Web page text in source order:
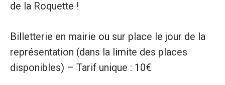
de la Roquette !
Billetterie en mairie ou sur place le jour de la
représentation (dans la limite des places
disponibles) – Tarif unique : 10€